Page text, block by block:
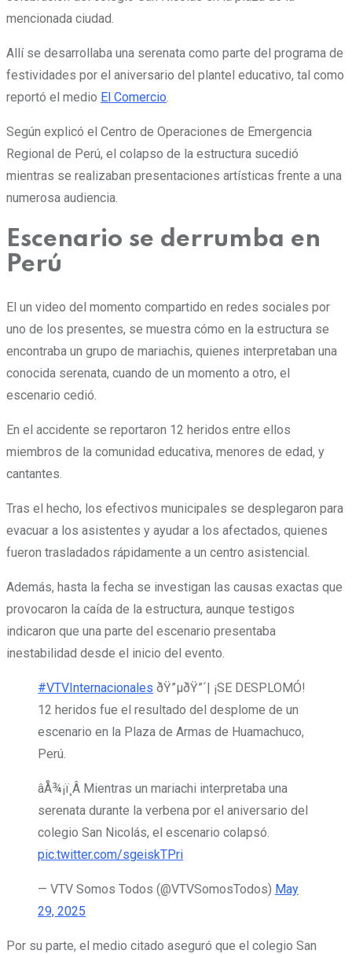
mencionada ciudad.
Allí se desarrollaba una serenata como parte del programa de
festividades por el aniversario del plantel educativo, tal como
reportó el medio El Comercio
Según explicó el Centro de Operaciones de Emergencia
Regional de Perú, el colapso de la estructura sucedió
mientras se realizaban presentaciones artísticas frente a una
numerosa audiencia.
Escenario se derrumba en
Perú
El un video del momento compartido en redes sociales por
uno de los presentes, se muestra cómo en la estructura se
encontraba un grupo de mariachis, quienes interpretaban una
conocida serenata, cuando de un momento a otro, el
escenario cedió.
En el accidente se reportaron 12 heridos entre ellos
miembros de la comunidad educativa, menores de edad, y
cantantes.
Tras el hecho, los efectivos municipales se desplegaron para
evacuar a los asistentes y ayudar a los afectados, quienes
fueron trasladados rápidamente a un centro asistencial.
Además, hasta la fecha se investigan las causas exactas que
provocaron la caída de la estructura, aunque testigos
indicaron que una parte del escenario presentaba
inestabilidad desde el inicio del evento.
#VTVInternacionales ðŸ”µðŸ”´| ¡SE DESPLOMÓ!
12 heridos fue el resultado del desplome de un
escenario en la Plaza de Armas de Huamachuco,
Perú.
âÅ¾¡ï¸Â Mientras un mariachi interpretaba una
serenata durante la verbena por el aniversario del
colegio San Nicolás, el escenario colapsó.
pic.twitter.com/sgeiskTPri
— VTV Somos Todos (@VTVSomosTodos) May
29, 2025
Por su parte, el medio citado aseguró que el colegio San